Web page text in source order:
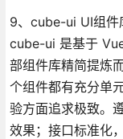
9、cube-ui UI组件
cube-ui 是基于
部组件库精简提炼
个组件都有充分单
验方面追求极致。
效果；接口标准化